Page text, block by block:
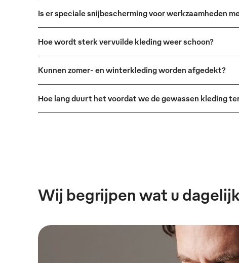
Is er speciale snijbescherming voor werkzaamheden
Hoe wordt sterk vervuilde kleding weer schoon?
Kunnen zomer- en winterkleding worden afgedekt?
Hoe lang duurt het voordat we de gewassen kleding
Wij begrijpen wat u